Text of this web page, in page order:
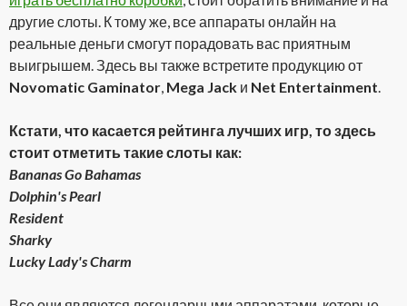
другие слоты. К тому же, все аппараты онлайн на
реальные деньги смогут порадовать вас приятным
выигрышем. Здесь вы также встретите продукцию от
Novomatic Gaminator, Mega Jack и Net Entertainment.
Кстати, что касается рейтинга лучших игр, то здесь
стоит отметить такие слоты как:
Bananas Go Bahamas
Dolphin's Pearl
Resident
Sharky
Lucky Lady's Charm